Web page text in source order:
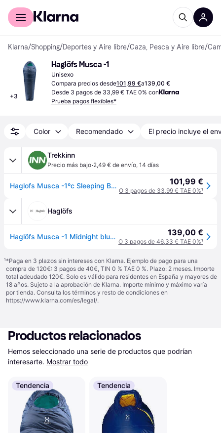
Comprar con Klarna
Klarna/Shopping/Deportes y Aire libre/Caza, Pesca y Aire libre/
+3
Haglöfs Musca -1
Unisexo
Compara precios desde101,99 €a139,00 €
Desde 3 pagos de 33,99 € TAE 0% con
Prueba pagos flexibles*
Color Recomendado El precio incluye el
Trekkinn
Precio más bajo·2,49 € de envío, 14 días
Haglofs Musca -1ºc Sleeping Bag Azul Short / Left Zipper 101,99 €
O 3 pagos de 33,99 € TAE 0%¹
Haglöfs
Haglöfs Musca -1 Midnight blue/Mint - 175L 139,00 €
O 3 pagos de 46,33 € TAE 0%¹
¹*Paga en 3 plazos sin intereses con Klarna. Ejemplo de pago para una
compra de 120€: 3 pagos de 40€, TIN 0 % TAE 0 %. Plazo: 2 meses. Importe
total adeudado 120€. Solo es válido para residentes en España y mayores de
18 años. Sujeto a la aprobación de Klarna. Importe mínimo y máximo varía
por tienda. Consulta los términos y resto de condiciones en
https://www.klarna.com/es/legal/.
Productos relacionados
Hemos seleccionado una serie de productos que podrían
interesarte. Mostrar todo
Tendencia Tendencia